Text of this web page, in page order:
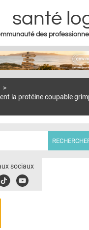
Jump to navigation
santé
des
SOIN À DOMICILE
>
la protéine coupable
sociaux
Youbute